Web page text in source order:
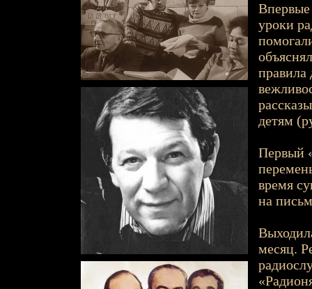
Впервые
уроки
правила
детям
Первый
время
на
месяц.